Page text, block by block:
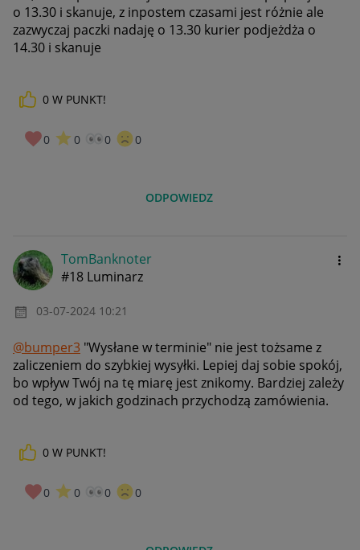
o 13.30 i skanuje, z inpostem czasami jest różnie ale
zazwyczaj paczki nadaję o 13.30 kurier podjeżdża o
14.30 i skanuje
0 W PUNKT!
0 0 0 0
ODPOWIEDZ
TomBanknoter
#18 Luminarz
‎03-07-2024 10:21
@bumper3 "Wysłane w terminie" nie jest tożsame z
zaliczeniem do szybkiej wysyłki. Lepiej daj sobie spokój,
bo wpływ Twój na tę miarę jest znikomy. Bardziej zależy
od tego, w jakich godzinach przychodzą zamówienia.
0 W PUNKT!
0 0 0 0